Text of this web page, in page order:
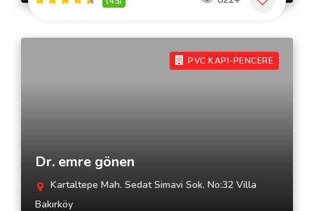
PVC KAPI-PENCERE
Dr. emre gönen
Kartaltepe Mah. Sedat Simavi Sok. No:32 Villa
Bakırköy